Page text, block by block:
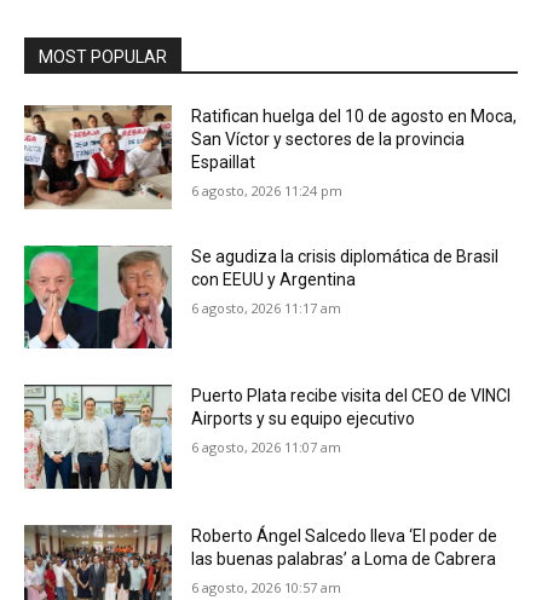
MOST POPULAR
Ratifican huelga del 10 de agosto en Moca,
San Víctor y sectores de la provincia
Espaillat
6 agosto, 2026 11:24 pm
Se agudiza la crisis diplomática de Brasil
con EEUU y Argentina
6 agosto, 2026 11:17 am
Puerto Plata recibe visita del CEO de VINCI
Airports y su equipo ejecutivo
6 agosto, 2026 11:07 am
Roberto Ángel Salcedo lleva ‘El poder de
las buenas palabras’ a Loma de Cabrera
6 agosto, 2026 10:57 am